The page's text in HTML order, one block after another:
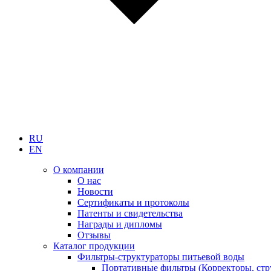
RU
EN
О компании
О нас
Новости
Сертификаты и протоколы
Патенты и свидетельства
Награды и дипломы
Отзывы
Каталог продукции
Фильтры-структураторы питьевой воды
Портативные фильтры (Корректоры,